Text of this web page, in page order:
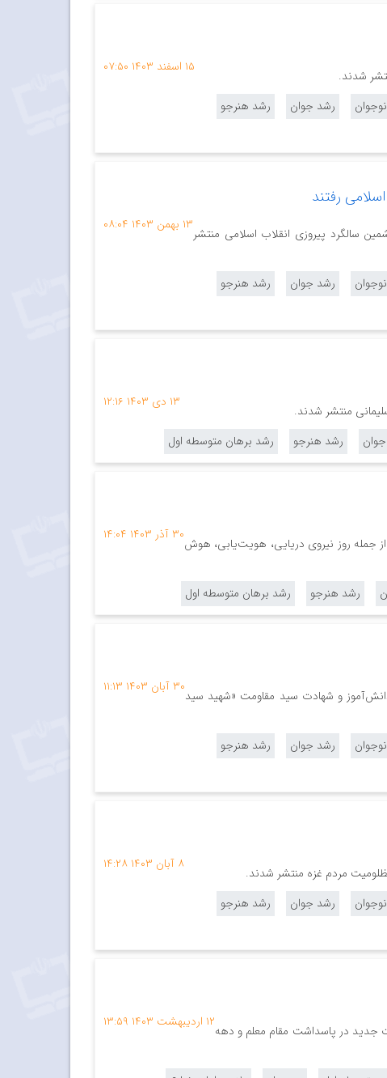
۱۵ اسفند ۱۴۰۳ ۰۷:۵۰
رشد جوان
رشد هنرجو
رفتند
۱۳ بهمن ۱۴۰۳ ۰۸:۰۴
سالگرد پیروزی انقلاب اسلامی منتشر
رشد جوان
رشد هنرجو
۱۳ دی ۱۴۰۳ ۱۲:۱۶
منتشر شدند.
رشد هنرجو رشد برهان متوسطه اول
۳۰ آذر ۱۴۰۳ ۱۴:۰۴
جمله روز نیروی دریایی، هویت‌یابی، هوش
رشد هنرجو رشد برهان متوسطه اول
۳۰ آبان ۱۴۰۳ ۱۱:۱۳
و شهادت سید مقاومت «شهید سید
رشد جوان
رشد هنرجو
۸ آبان ۱۴۰۳ ۱۴:۲۸
رشد جوان
رشد هنرجو
۱۲ اردیبهشت ۱۴۰۳ ۱۳:۵۹
دانش‌آموزی رشد دوره متوسطه در سال تحصیلی ۱۴۰۳-۱۴۰۲ با تولیدات جدید در پاسداشت مقام معلم و دهه